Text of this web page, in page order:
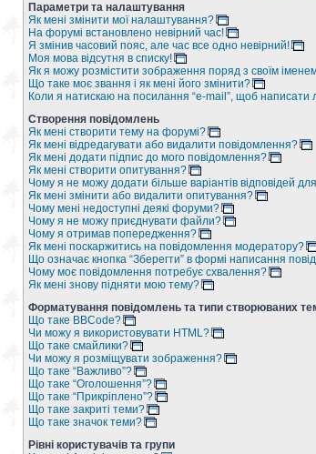
Параметри та налаштування
Як мені змінити мої налаштування?
На форумі встановлено невірний час!
Я змінив часовий пояс, але час все одно невірний!
Моя мова відсутня в списку!
Як я можу розмістити зображення поряд з своїм
Що таке моє звання і як мені його змінити?
Коли я натискаю на посилання “e-mail”, щоб написати
Створення повідомлень
Як мені створити тему на форумі?
Як мені відредагувати або видалити повідомлення?
Як мені додати підпис до мого повідомлення?
Як мені створити опитування?
Чому я не можу додати більше варіантів відповідей
Як мені змінити або видалити опитування?
Чому мені недоступні деякі форуми?
Чому я не можу приєднувати файли?
Чому я отримав попередження?
Як мені поскаржитись на повідомлення модератору?
Що означає кнопка “Зберегти” в формі написання
Чому моє повідомлення потребує схвалення?
Як мені знову підняти мою тему?
Форматування повідомлень та типи створюваних
Що таке BBCode?
Чи можу я використовувати HTML?
Що таке смайлики?
Чи можу я розміщувати зображення?
Що таке “Важливо”?
Що таке “Оголошення”?
Що таке “Прикріплено”?
Що таке закриті теми?
Що таке значок теми?
Рівні користувачів та групи